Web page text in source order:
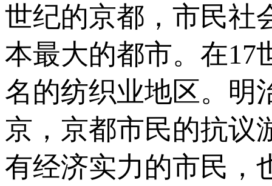
世纪的京都，市民社
本最大的都市。在17
名的纺织业地区。明
京，京都市民的抗议
有经济实力的市民，